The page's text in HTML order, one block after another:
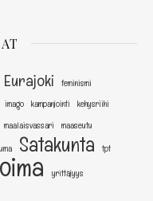
Eurajoki
feminismi
imago kampanjointi
kehysriihi
maalaisvassari maaseutu
Satakunta tpt
yrittäjyys